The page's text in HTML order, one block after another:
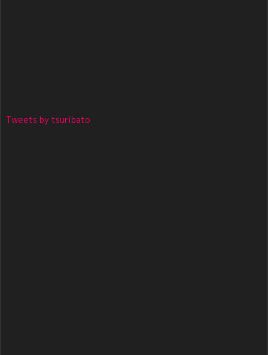
Tweets by tsuribato